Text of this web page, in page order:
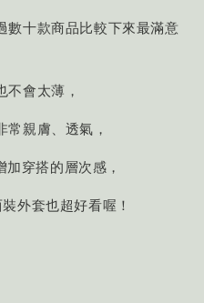
數十款商品比較下來最滿意
不會太薄，
親膚、透氣，
穿搭的層次感，
外套也超好看喔！